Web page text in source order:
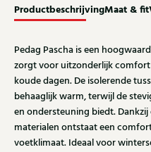
ProductbeschrijvingMaat & fit
Pedag Pascha is een
zorgt voor uitzonderlijk
koude dagen. De isolerende
behaaglijk warm, terwijl de
en ondersteuning biedt.
materialen ontstaat een
voetklimaat. Ideaal voor